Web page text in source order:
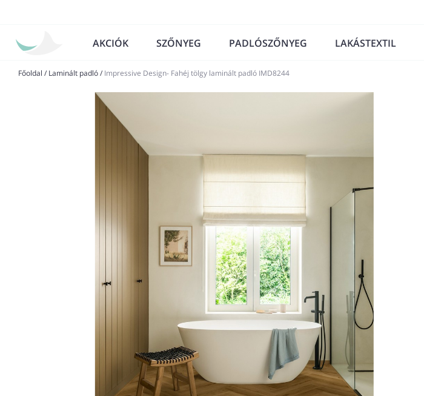
AKCIÓK SZŐNYEG PADLÓSZŐNYEG LAKÁSTEXTIL
Főoldal / Laminált padló/ Impressive Design- Fahéj tölgy laminált padló IMD8244